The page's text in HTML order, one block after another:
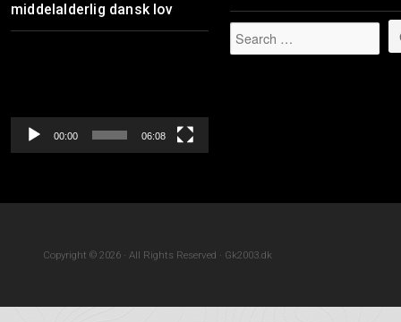
middelalderlig dansk lov
00:00 06:08
Copyright © 2026 · All Rights Reserved · Gk2003.dk